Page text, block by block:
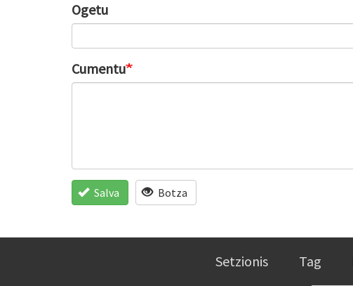
Ogetu
Cumentu
Salva Botza
Setzionis Tag